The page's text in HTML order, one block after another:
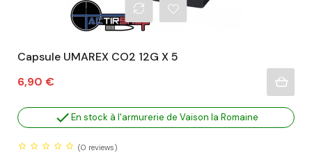
Capsule UMAREX CO2 12G X 5
Prix
6,90 €
En stock à l'armurerie de Vaison la Romaine
(0 reviews)